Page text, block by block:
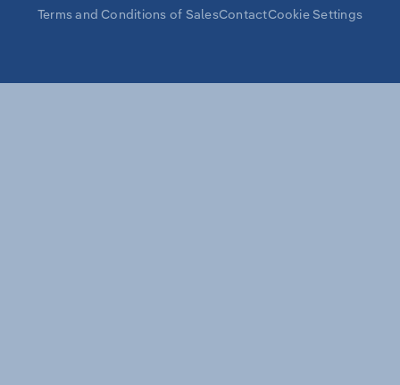
Navigation
Terms and Conditions of SalesContactCookie Settings